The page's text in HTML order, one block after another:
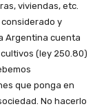
viviendas, etc.
y
Argentina cuenta
(ley 250.80)
que ponga en
No hacerlo